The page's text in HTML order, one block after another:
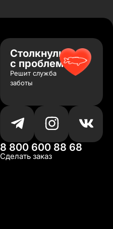
Столкнулись
с проблемой?
Решит служба
заботы
8 800 600 88 68
Сделать заказ